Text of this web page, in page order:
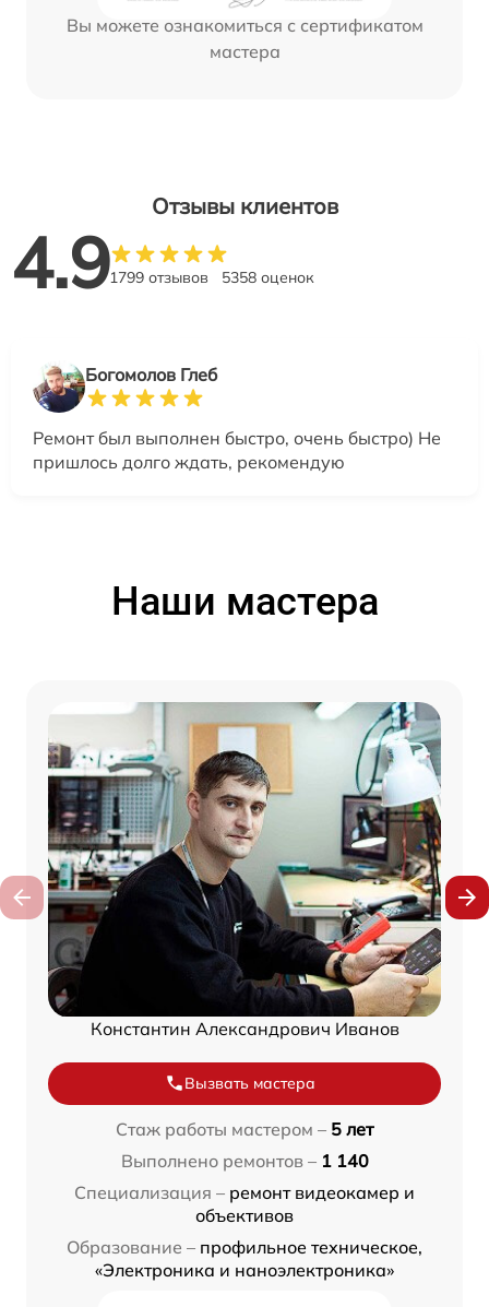
Вы можете ознакомиться с сертификатом
мастера
Отзывы клиентов
4.91799 отзывов 5358 оценок
Богомолов Глеб
Ремонт был выполнен быстро, очень быстро) Не
пришлось долго ждать, рекомендую
Наши мастера
Константин Александрович Иванов
Вызвать мастера
Стаж работы мастером – 5 лет
Выполнено ремонтов – 1 140
Специализация – ремонт видеокамер и
объективов
Образование – профильное техническое,
«Электроника и наноэлектроника»